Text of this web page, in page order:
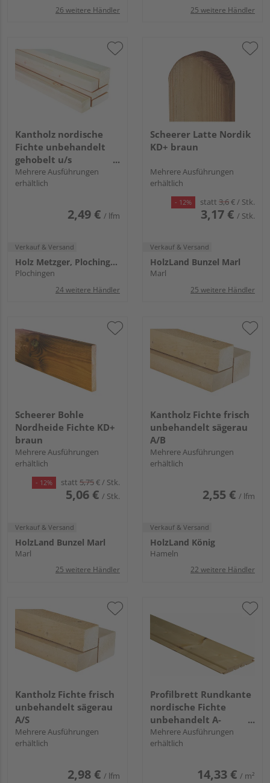
26 weitere Händler 25 weitere Händler
Kantholz nordische
Fichte unbehandelt
gehobelt u/s
hobelfallend
Mehrere Ausführungen
erhältlich
2,49 € / lfm
Verkauf & Versand
Holz Metzger, Plochingen
Plochingen
24 weitere Händler
Scheerer Latte Nordik
KD+ braun
Mehrere Ausführungen
erhältlich
- 12% statt 3,6€/ Stk.
3,17 € / Stk.
Verkauf & Versand
HolzLand Bunzel Marl
Marl
25 weitere Händler
Scheerer Bohle
Nordheide Fichte KD+
braun
Mehrere Ausführungen
erhältlich
- 12% statt 5,75€ / Stk.
5,06 € / Stk.
Verkauf & Versand
HolzLand Bunzel Marl
Marl
25 weitere Händler
Kantholz Fichte frisch
unbehandelt sägerau
A/B
Mehrere Ausführungen
erhältlich
2,55 € / lfm
Verkauf & Versand
HolzLand König
Hameln
22 weitere Händler
Kantholz Fichte frisch
unbehandelt sägerau
A/S
Mehrere Ausführungen
erhältlich
2,98 € / lfm
Profilbrett Rundkante
nordische Fichte
unbehandelt A-
Sortierung
Mehrere Ausführungen
erhältlich
14,33 € / m²